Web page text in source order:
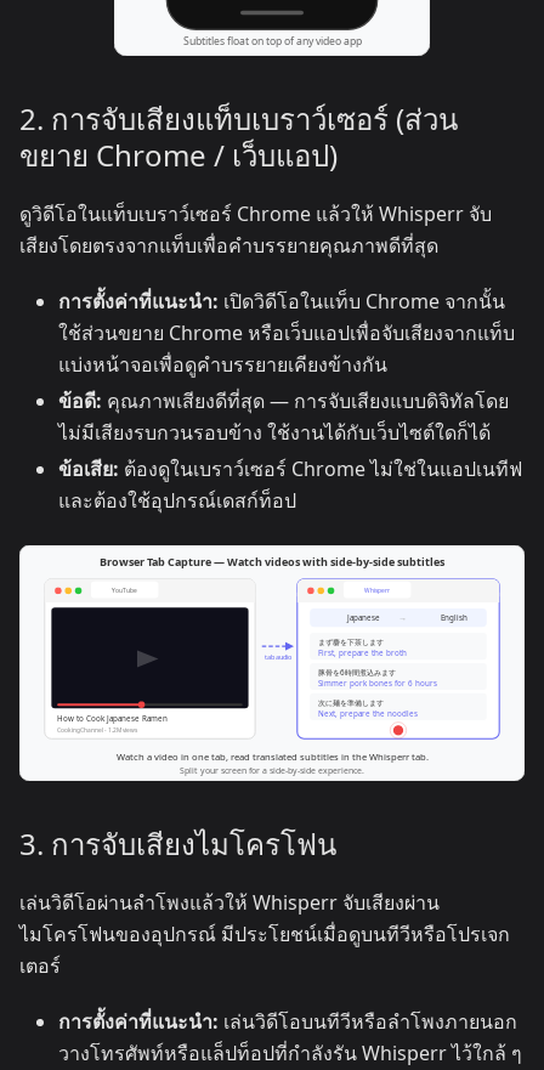
2. การจับเสียงแท็บเบราว์เซอร์ (ส่วน
ขยาย Chrome / เว็บแอป)
ดูวิดีโอในแท็บเบราว์เซอร์ Chrome แล้วให้ Whisperr จับ
เสียงโดยตรงจากแท็บเพื่อคำบรรยายคุณภาพดีที่สุด
การตั้งค่าที่แนะนำ: เปิดวิดีโอในแท็บ Chrome จากนั้น
ใช้ส่วนขยาย Chrome หรือเว็บแอปเพื่อจับเสียงจากแท็บ
แบ่งหน้าจอเพื่อดูคำบรรยายเคียงข้างกัน
ข้อดี: คุณภาพเสียงดีที่สุด — การจับเสียงแบบดิจิทัลโดย
ไม่มีเสียงรบกวนรอบข้าง ใช้งานได้กับเว็บไซต์ใดก็ได้
ข้อเสีย: ต้องดูในเบราว์เซอร์ Chrome ไม่ใช่ในแอปเนทีฟ
และต้องใช้อุปกรณ์เดสก์ท็อป
3. การจับเสียงไมโครโฟน
เล่นวิดีโอผ่านลำโพงแล้วให้ Whisperr จับเสียงผ่าน
ไมโครโฟนของอุปกรณ์ มีประโยชน์เมื่อดูบนทีวีหรือโปรเจก
เตอร์
การตั้งค่าที่แนะนำ: เล่นวิดีโอบนทีวีหรือลำโพงภายนอก
วางโทรศัพท์หรือแล็ปท็อปที่กำลังรัน Whisperr ไว้ใกล้ ๆ